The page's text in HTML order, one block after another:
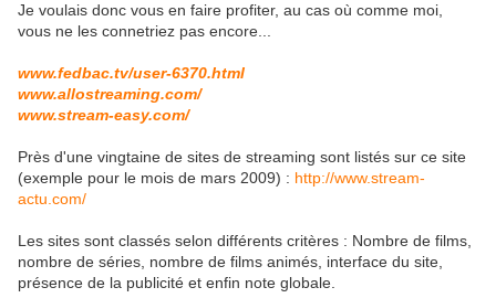
Je voulais donc vous en faire profiter, au cas où comme moi,
vous ne les connetriez pas encore...
www.fedbac.tv/user-6370.html
www.allostreaming.com/
www.stream-easy.com/
Près d'une vingtaine de sites de streaming sont listés sur ce site
(exemple pour le mois de mars 2009) : http://www.stream-
actu.com/
Les sites sont classés selon différents critères : Nombre de films,
nombre de séries, nombre de films animés , interface du site,
présence de la publicité et enfin note globale.